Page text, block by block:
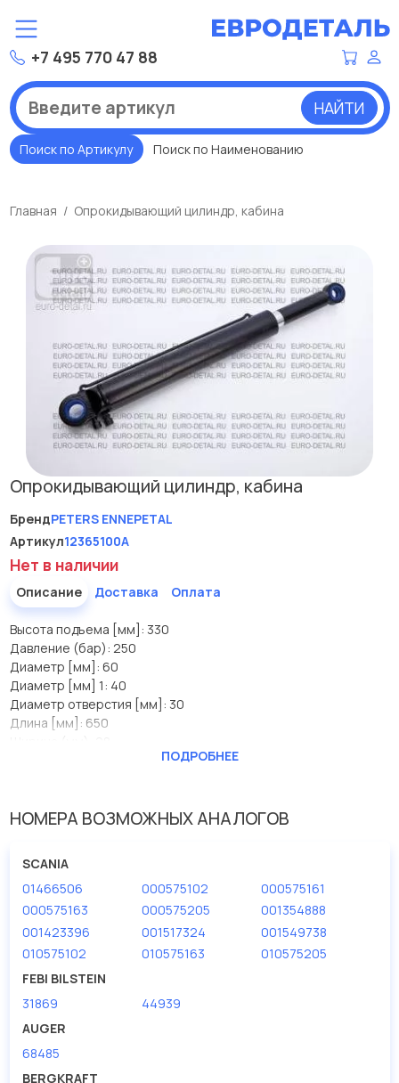
+7 495 770 47 88
НАЙТИ
Поиск по Артикулу Поиск по Наименованию
Главная Опрокидывающий цилиндр, кабина
Опрокидывающий цилиндр, кабина
БрендPETERS ENNEPETAL
Артикул12365100A
Нет в наличии
Описание Доставка Оплата
Высота подъема [мм]: 330
Давление (бар): 250
Диаметр [мм]: 60
Диаметр [мм] 1: 40
Диаметр отверстия [мм]: 30
Длина [мм]: 650
PETERS ENNEPETAL
Давление (бар)
250
Диаметр [мм]
Диаметр [мм] 1
Длина [мм]
Ширина (мм)
ПОДРОБНЕЕ
НОМЕРА ВОЗМОЖНЫХ АНАЛОГОВ
SCANIA
01466506
000575102
000575161
000575163
000575205
001354888
001423396
001517324
001549738
010575102
010575163
010575205
FEBI BILSTEIN
31869
44939
AUGER
68485
BERGKRAFT